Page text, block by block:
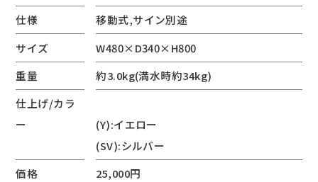
仕様
移動式,サイン別途
サイズ
W480×D340×H800
重量
約3.0kg(満水時約34kg)
仕上げ/カラ
ー
(Y):イエロー
(SV):シルバー
価格
25,000円